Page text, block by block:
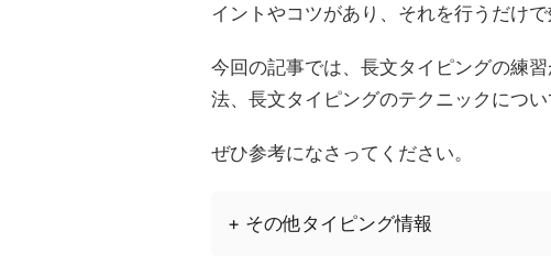
イントやコツがあり、それを行うだけ
今回の記事では、長文タイピングの練
法、長文タイピングのテクニックについ
ぜひ参考になさってください。
+ その他タイピング情報